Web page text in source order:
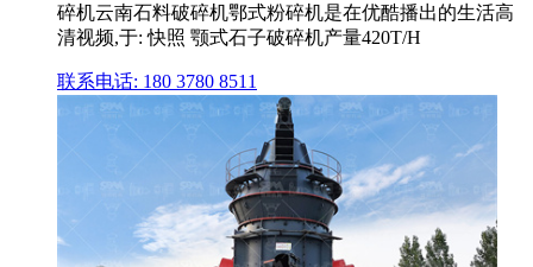
碎机云南石料破碎机鄂式粉碎机是在优酷播出的生活高
清视频,于: 快照 颚式石子破碎机产量420T/H
联系电话: 180 3780 8511